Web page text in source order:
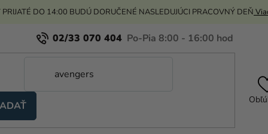
PRIJATÉ DO 14:00 BUDÚ DORUČENÉ NASLEDUJÚCI PRACOVNÝ DEŇ
02/33 070 404